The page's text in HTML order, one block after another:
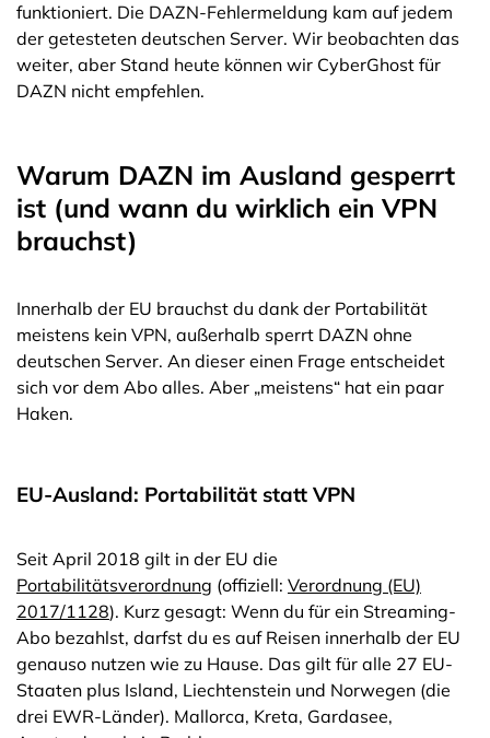
funktioniert. Die DAZN-Fehlermeldung kam auf jedem
der getesteten deutschen Server. Wir beobachten das
weiter, aber Stand heute können wir CyberGhost für
DAZN nicht empfehlen.
Warum DAZN im Ausland gesperrt
ist (und wann du wirklich ein VPN
brauchst)
Innerhalb der EU brauchst du dank der Portabilität
meistens kein VPN, außerhalb sperrt DAZN ohne
deutschen Server. An dieser einen Frage entscheidet
sich vor dem Abo alles. Aber „meistens“ hat ein paar
Haken.
EU-Ausland: Portabilität statt VPN
Seit April 2018 gilt in der EU die
Portabilitätsverordnung (offiziell: Verordnung (EU)
2017/1128). Kurz gesagt: Wenn du für ein Streaming-
Abo bezahlst, darfst du es auf Reisen innerhalb der EU
genauso nutzen wie zu Hause. Das gilt für alle 27 EU-
Staaten plus Island, Liechtenstein und Norwegen (die
drei EWR-Länder). Mallorca, Kreta, Gardasee,